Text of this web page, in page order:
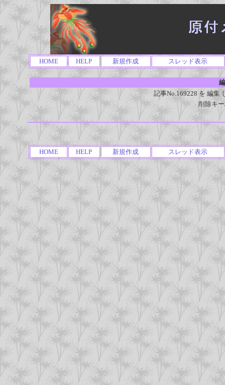
HOME HELP 新規作成 スレッド表示
記事No.169228 を 編集
削除キ
HOME HELP 新規作成 スレッド表示